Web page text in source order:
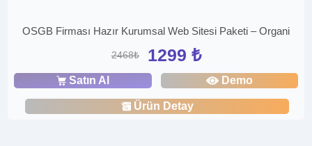
OSGB Firması Hazır Kurumsal Web Sitesi Paketi – Organi
2468₺ 1299 ₺
Satın Al Demo
Ürün Detay